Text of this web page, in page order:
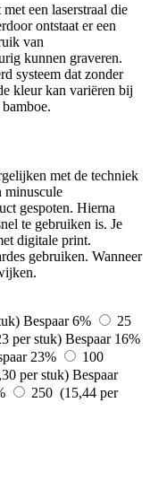
een laserstraal die
ontstaat er een
van
kunnen graveren.
systeem dat zonder
kleur kan variëren bij
met de techniek
minuscule
gespoten. Hierna
te gebruiken is. Je
digitale print.
gebruiken. Wanneer
Bespaar 6%
25
per stuk) Bespaar 16%
23%
100
per stuk) Bespaar
250 (15,44 per